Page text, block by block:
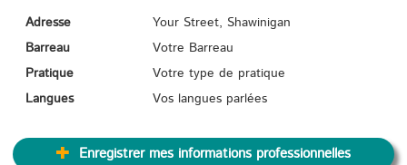
Adresse
Your Street, Shawinigan
Barreau
Votre Barreau
Pratique
Votre type de pratique
Langues
Vos langues parlées
Enregistrer mes informations professionnelles